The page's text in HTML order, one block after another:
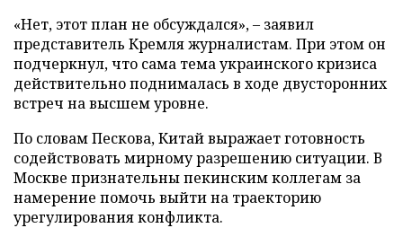
«Нет, этот план не обсуждался», – заявил
представитель Кремля журналистам. При этом он
подчеркнул, что сама тема украинского кризиса
действительно поднималась в ходе двусторонних
встреч на высшем уровне.
По словам Пескова, Китай выражает готовность
содействовать мирному разрешению ситуации. В
Москве признательны пекинским коллегам за
намерение помочь выйти на траекторию
урегулирования конфликта.